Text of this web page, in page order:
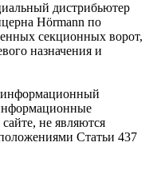
дистрибьютер
Hörmann по
секционных ворот,
назначения и
информационный
не являются
Статьи 437